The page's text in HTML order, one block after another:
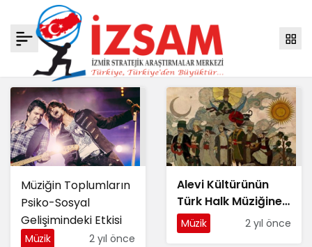
Müziğin Toplumların
Psiko-Sosyal
Gelişimindeki Etkisi
Müzik 2 yıl önce
Alevi Kültürünün
Türk Halk Müziğine
Etkisi ve Katkısı
Müzik 2 yıl önce